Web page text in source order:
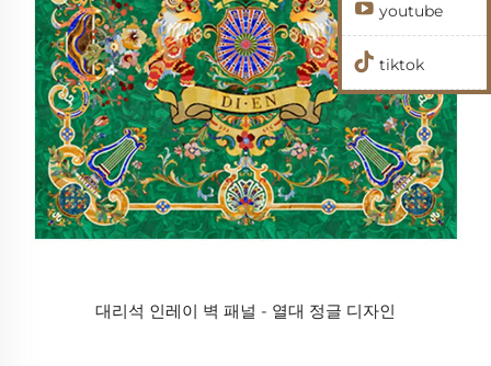
대리석 인레이 벽 패널 - 열대 정글 디자인
youtube
tiktok